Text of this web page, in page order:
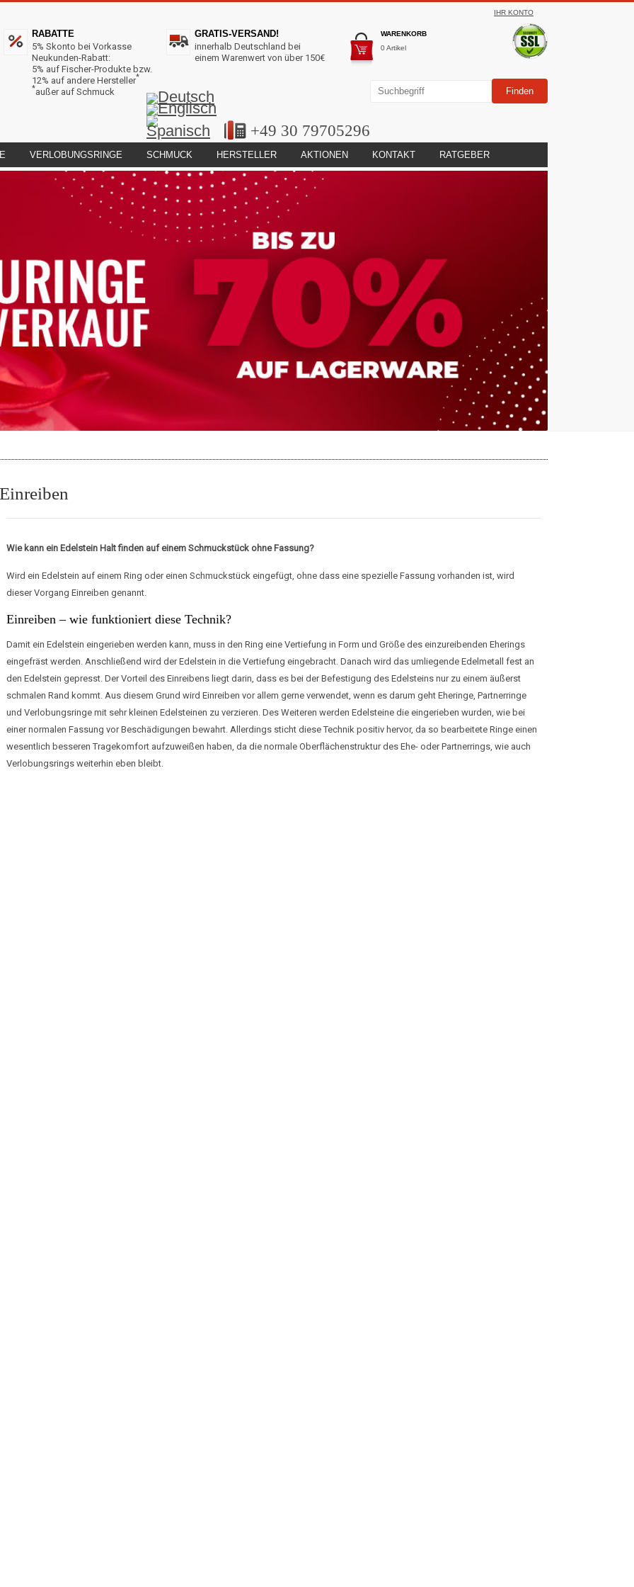
IHR KONTO
WARENKORB
0 Artikel
RABATTE
5% Skonto bei Vorkasse
Neukunden-Rabatt:
5% auf Fischer-Produkte bzw.
12% auf andere Hersteller*
*außer auf Schmuck
GRATIS-VERSAND!
innerhalb Deutschland bei
einem Warenwert von über 150€
+49 30 79705296
VERLOBUNGSRINGE SCHMUCK HERSTELLER AKTIONEN KONTAKT RATGEBER
Einreiben
Wie kann ein Edelstein Halt finden auf einem Schmuckstück ohne Fassung?
Wird ein Edelstein auf einem Ring oder einen Schmuckstück eingefügt, ohne dass eine spezielle Fassung vorhanden ist, wird
dieser Vorgang Einreiben genannt.
Einreiben – wie funktioniert diese Technik?
Damit ein Edelstein eingerieben werden kann, muss in den Ring eine Vertiefung in Form und Größe des einzureibenden Eherings
eingefräst werden. Anschließend wird der Edelstein in die Vertiefung eingebracht. Danach wird das umliegende Edelmetall fest an
den Edelstein gepresst. Der Vorteil des Einreibens liegt darin, dass es bei der Befestigung des Edelsteins nur zu einem äußerst
schmalen Rand kommt. Aus diesem Grund wird Einreiben vor allem gerne verwendet, wenn es darum geht Eheringe, Partnerringe
und Verlobungsringe mit sehr kleinen Edelsteinen zu verzieren. Des Weiteren werden Edelsteine die eingerieben wurden, wie bei
einer normalen Fassung vor Beschädigungen bewahrt. Allerdings sticht diese Technik positiv hervor, da so bearbeitete Ringe einen
wesentlich besseren Tragekomfort aufzuweißen haben, da die normale Oberflächenstruktur des Ehe- oder Partnerrings, wie auch
Verlobungsrings weiterhin eben bleibt.